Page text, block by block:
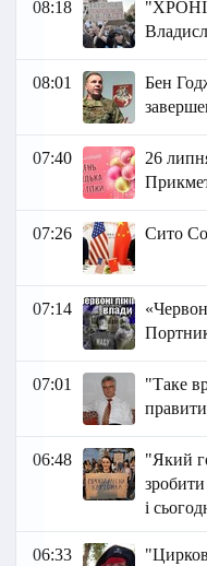
08:18
08:01
Бен
07:40
26
07:26 Сито
07:14
07:01
"Таке
06:48
"Який
і
06:33